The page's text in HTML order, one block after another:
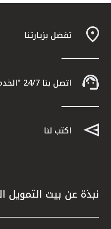
تفضل بزيارتنا
اتصل بنا 24/7 "الخدمة الهاتفية" 1803333
اكتب لنا
نبذة عن بيت التمويل